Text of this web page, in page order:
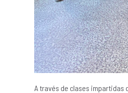
A través de clases impartidas